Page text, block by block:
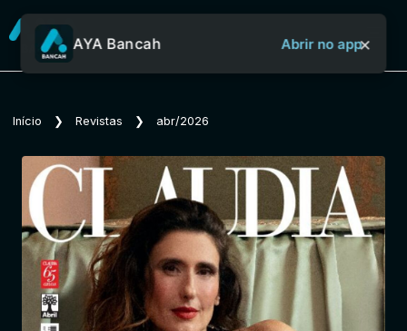
Sobre o Aya Bancah
Início
Revistas
Jornais
AYA Bancah Abrir no app×
Início ❯ Revistas ❯ abr/2026